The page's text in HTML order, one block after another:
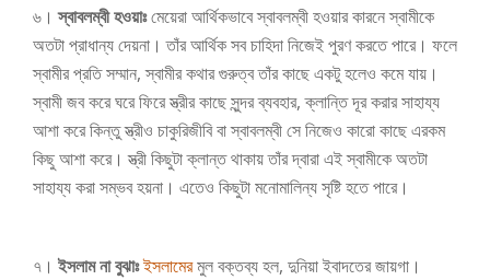
৬।স্বাবলম্বী হওয়াঃমেয়েরা আর্থিকভাবে স্বাবলম্বী হওয়ার কারনে স্বামীকে
অতটা প্রাধান্য দেয়না। তাঁর আর্থিক সব চাহিদা নিজেই পুরণ করতে পারে। ফলে
স্বামীর প্রতি সম্মান, স্বামীর কথার গুরুত্ব তাঁর কাছে একটু হলেও কমে যায়।
স্বামী জব করে ঘরে ফিরে স্ত্রীর কাছে সুন্দর ব্যবহার, ক্লান্তি দূর করার সাহায্য
আশা করে কিন্তু স্ত্রীও চাকুরিজীবি বা স্বাবলম্বী সে নিজেও কারো কাছে এরকম
কিছু আশা করে। স্ত্রী কিছুটা ক্লান্ত থাকায় তাঁর দ্বারা এই স্বামীকে অতটা
সাহায্য করা সম্ভব হয়না। এতেও কিছুটা মনোমালিন্য সৃষ্টি হতে পারে।
৭। ইসলাম না বুঝাঃইসলামেরমুল বক্তব্য হল, দুনিয়া ইবাদতের জায়গা।